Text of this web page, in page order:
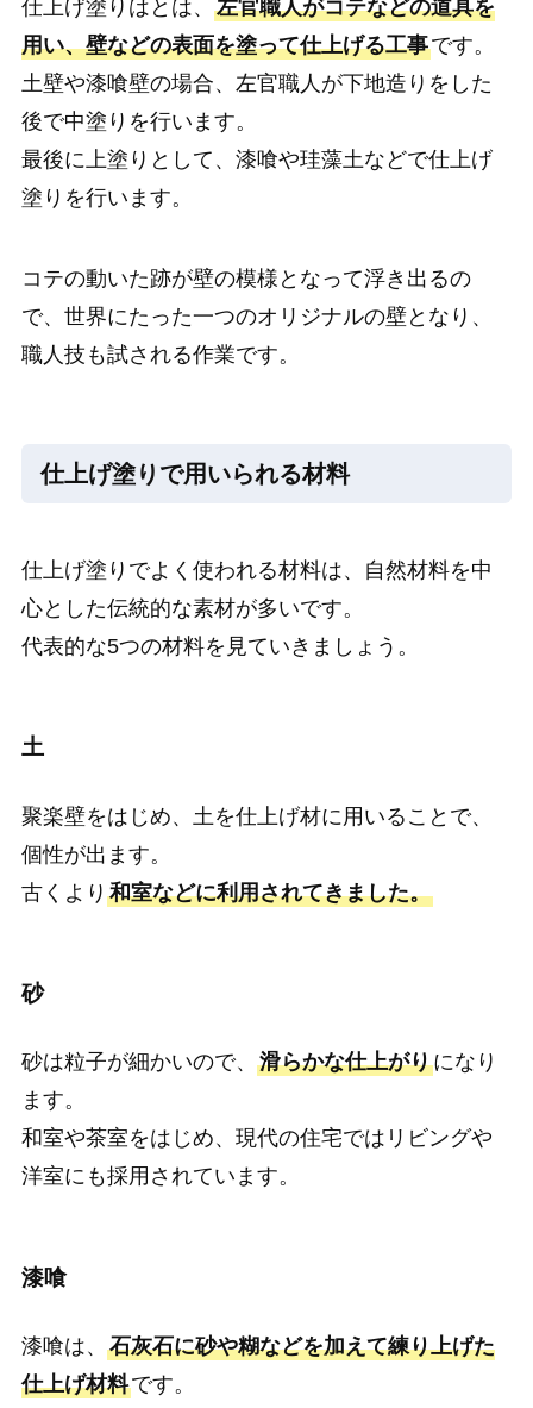
仕上げ塗りはとは、 左官職人がコテなどの道具を
用い、壁などの表面を塗って仕上げる工事です。
土壁や漆喰壁の場合、左官職人が下地造りをした
後で中塗りを行います。
最後に上塗りとして、漆喰や珪藻土などで仕上げ
塗りを行います。
コテの動いた跡が壁の模様となって浮き出るの
で、世界にたった一つのオリジナルの壁となり、
職人技も試される作業です。
仕上げ塗りで用いられる材料
仕上げ塗りでよく使われる材料は、自然材料を中
心とした伝統的な素材が多いです。
代表的な5つの材料を見ていきましょう。
土
聚楽壁をはじめ、土を仕上げ材に用いることで、
個性が出ます。
古くより 和室などに利用されてきました。
砂
砂は粒子が細かいので、 滑らかな仕上がりになり
ます。
和室や茶室をはじめ、現代の住宅ではリビングや
洋室にも採用されています。
漆喰
漆喰は、 石灰石に砂や糊などを加えて練り上げた
仕上げ材料です。